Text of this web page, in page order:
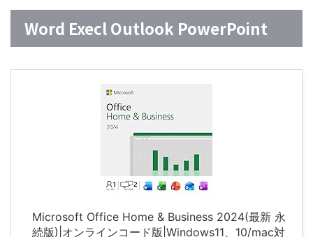
Word Execl Outlook PowerPoint
Microsoft Office Home & Business 2024(最新 永
続版)|オンラインコード版|Windows11、10/mac対